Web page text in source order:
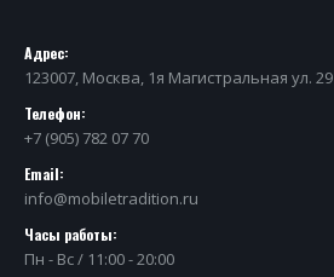
Адрес:
123007, Москва, 1я Магистральная ул. 29
Телефон:
+7 (905) 782 07 70
Email:
info@mobiletradition.ru
Часы работы:
Пн - Вс / 11:00 - 20:00